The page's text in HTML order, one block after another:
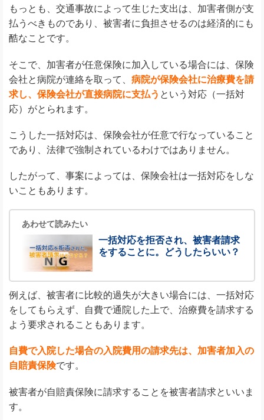
もっとも、交通事故によって生じた支出は、加害者側が支
払うべきものであり、被害者に負担させるのは経済的にも
酷なことです。
そこで、加害者が任意保険に加入している場合には、保険
会社と病院が連絡を取って、 病院が保険会社に治療費を請
求し、保険会社が直接病院に支払う という対応（一括対
応）がとられます。
こうした一括対応は、保険会社が任意で行なっていること
であり、法律で強制されているわけではありません。
したがって、事案によっては、保険会社は一括対応をしな
いこともあります。
あわせて読みたい
一括対応を拒否され、被害者請求
をすることに。どうしたらいい？
例えば、被害者に比較的過失が大きい場合には、一括対応
をしてもらえず、自費で通院した上で、治療費を請求する
よう要求されることもあります。
自費で入院した場合の入院費用の請求先は、加害者加入の
自賠責保険です。
被害者が自賠責保険に請求することを被害者請求といいま
す。